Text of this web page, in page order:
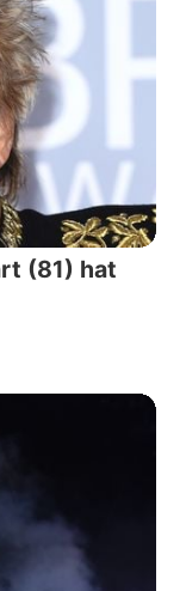
(81) hat